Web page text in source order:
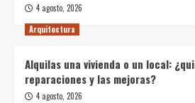
4 agosto, 2026
Arquitectura
Alquilas una vivienda o un local:
reparaciones y las mejoras?
4 agosto, 2026